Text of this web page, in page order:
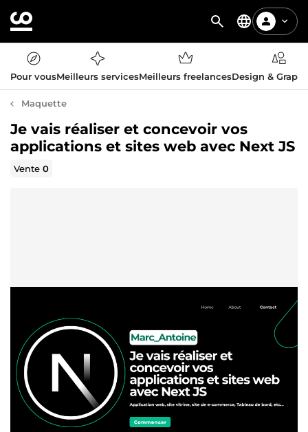
Pour vousMeilleurs servicesMeilleurs freelancesDesign &
Maquette
Je vais réaliser et concevoir vos
applications et sites web avec Next JS
Vente0